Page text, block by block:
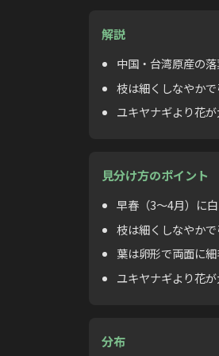
解説
中国・台湾原産の
枝は細くしなやか
ユキヤナギより花
見分け方のポイント
早春（3〜4月）に
枝は細くしなやか
葉は卵形で両面に
ユキヤナギより花
分布